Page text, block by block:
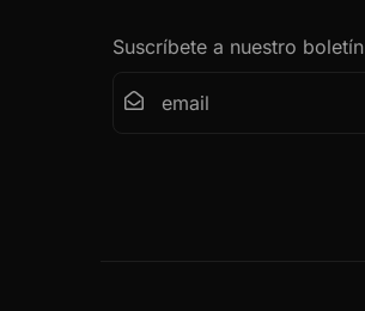
Suscríbete a nuestro boletín